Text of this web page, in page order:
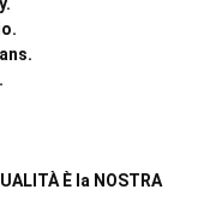
È la NOSTRA